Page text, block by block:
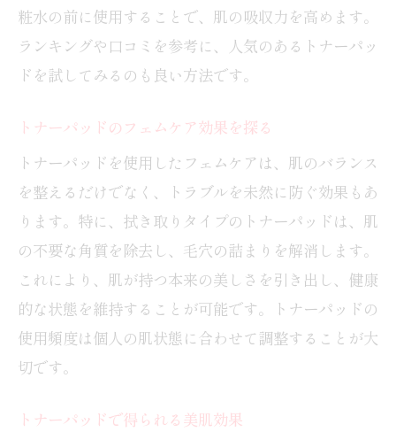
粧水の前に使用することで、肌の吸収力を高めます。
ランキングや口コミを参考に、人気のあるトナーパッ
ドを試してみるのも良い方法です。
トナーパッドのフェムケア効果を探る
トナーパッドを使用したフェムケアは、肌のバランス
を整えるだけでなく、トラブルを未然に防ぐ効果もあ
ります。特に、拭き取りタイプのトナーパッドは、肌
の不要な角質を除去し、毛穴の詰まりを解消します。
これにより、肌が持つ本来の美しさを引き出し、健康
的な状態を維持することが可能です。トナーパッドの
使用頻度は個人の肌状態に合わせて調整することが大
切です。
トナーパッドで得られる美肌効果